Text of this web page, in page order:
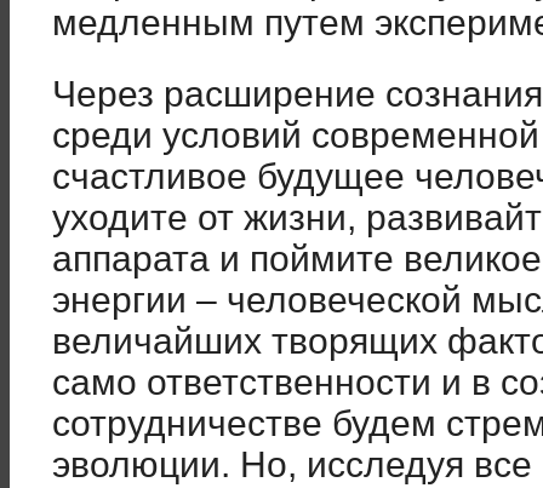
медленным путем
Через расширение
среди условий
счастливое будущее
уходите от жизни,
аппарата и поймите
энергии – человеческой
величайших творящих
само ответственности и в
сотрудничестве будем
эволюции. Но, исследуя